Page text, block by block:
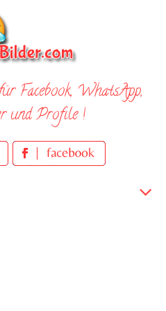
Facebook, WhatsApp,
und Profile !